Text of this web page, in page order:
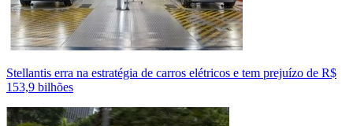
Stellantis erra na estratégia de carros elétricos e tem prejuízo de R$
153,9 bilhões